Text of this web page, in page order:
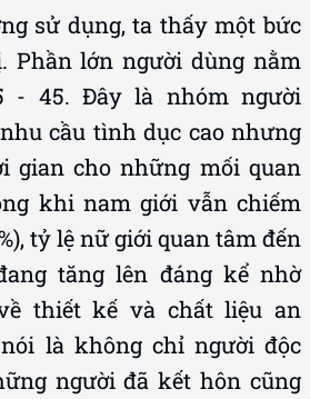
sử dụng, ta thấy một bức
Phần lớn người dùng nằm
- 45. Đây là nhóm người
cầu tình dục cao nhưng
gian cho những mối quan
khi nam giới vẫn chiếm
tỷ lệ nữ giới quan tâm đến
tăng lên đáng kể nhờ
thiết kế và chất liệu an
là không chỉ người độc
người đã kết hôn cũng